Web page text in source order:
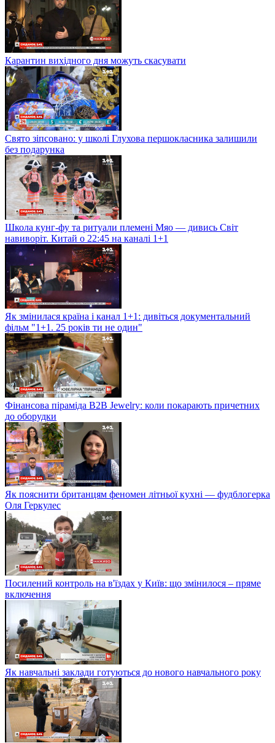
Карантин вихідного дня можуть скасувати
Свято зіпсовано: у школі Глухова першокласника залишили
без подарунка
Школа кунг-фу та ритуали племені Мяо — дивись Світ
навиворіт. Китай о 22:45 на каналі 1+1
Як змінилася країна і канал 1+1: дивіться документальний
фільм "1+1. 25 років ти не один"
Фінансова піраміда B2B Jewelry: коли покарають причетних
до оборудки
Як пояснити британцям феномен літньої кухні — фудблогерка
Оля Геркулес
Посилений контроль на в'їздах у Київ: що змінилося – пряме
включення
Як навчальні заклади готуються до нового навчального року